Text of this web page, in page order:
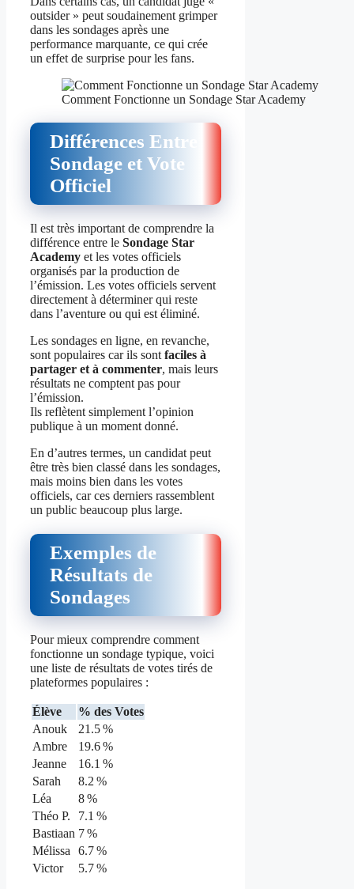
outsider » peut soudainement grimper
dans les sondages après une
performance marquante, ce qui crée
un effet de surprise pour les fans.
Comment Fonctionne un Sondage Star Academy
Différences Entre
Sondage et Vote
Officiel
Il est très important de comprendre la
différence entre le Sondage Star
Academy et les votes officiels
organisés par la production de
l’émission. Les votes officiels servent
directement à déterminer qui reste
dans l’aventure ou qui est éliminé.
Les sondages en ligne, en revanche,
sont populaires car ils sont faciles à
partager et à commenter, mais leurs
résultats ne comptent pas pour
l’émission.
Ils reflètent simplement l’opinion
publique à un moment donné.
En d’autres termes, un candidat peut
être très bien classé dans les sondages,
mais moins bien dans les votes
officiels, car ces derniers rassemblent
un public beaucoup plus large.
Exemples de
Résultats de
Sondages
Pour mieux comprendre comment
fonctionne un sondage typique, voici
une liste de résultats de votes tirés de
plateformes populaires :
Élève
% des Votes
Anouk
21.5 %
Ambre
19.6 %
Jeanne
16.1 %
Sarah
8.2 %
Léa
8 %
Théo P.
7.1 %
Bastiaan 7 %
Mélissa
6.7 %
Victor
5.7 %